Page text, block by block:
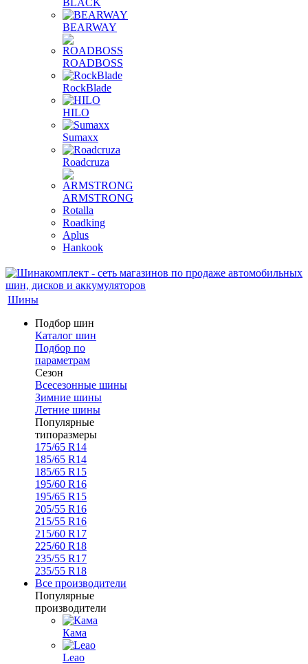
BLACK
BEARWAY
ROADBOSS
RockBlade
HILO
Sumaxx
Roadcruza
ARMSTRONG
Rotalla
Roadking
Aplus
Hankook
Шины
Подбор шин
Каталог шин
Подбор по
параметрам
Сезон
Всесезонные шины
Зимние шины
Летние шины
Популярные
типоразмеры
175/65 R14
185/65 R14
185/65 R15
195/60 R16
195/65 R15
205/55 R16
215/55 R16
215/60 R17
225/60 R18
235/55 R17
235/55 R18
Все производители
Популярные
производители
Кама
Leao